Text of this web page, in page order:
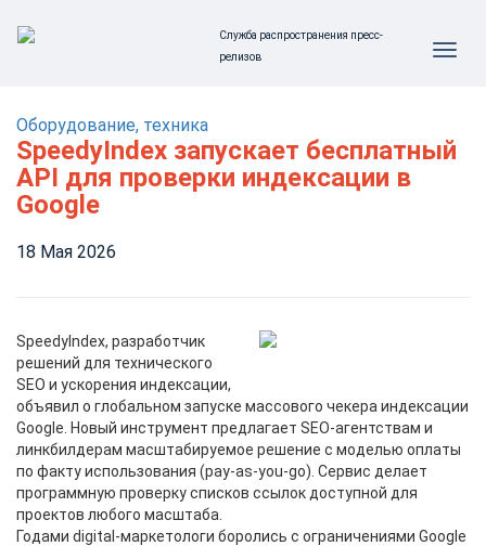
Служба распространения пресс-
релизов
Оборудование, техника
SpeedyIndex запускает бесплатный
API для проверки индексации в
Google
18 Мая 2026
SpeedyIndex, разработчик
решений для технического
SEO и ускорения индексации,
объявил о глобальном запуске массового чекера индексации
Google. Новый инструмент предлагает SEO-агентствам и
линкбилдерам масштабируемое решение с моделью оплаты
по факту использования (pay-as-you-go). Сервис делает
программную проверку списков ссылок доступной для
проектов любого масштаба.
Годами digital-маркетологи боролись с ограничениями Google